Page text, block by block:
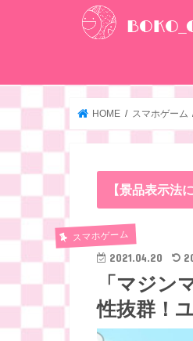
HOME スマホゲーム
【景品表示法
スマホゲーム
2021.04.20
「マジン
性抜群！